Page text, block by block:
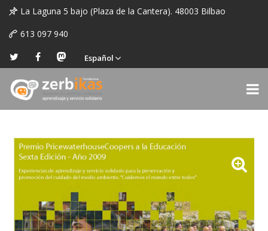
La Laguna 5 bajo (Plaza de la Cantera). 48003 Bilbao
613 097 940
Español